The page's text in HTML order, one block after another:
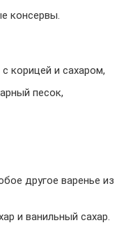
консервы.
корицей и сахаром,
песок,
другое варенье из
и ванильный сахар.